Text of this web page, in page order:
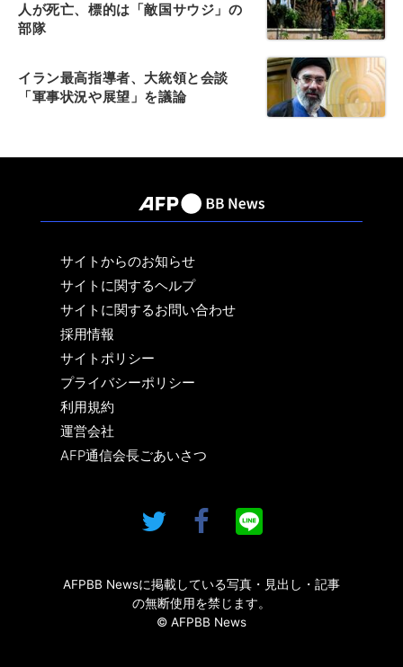
人が死亡、標的は「敵国サウジ」の
部隊
イラン最高指導者、大統領と会談
「軍事状況や展望」を議論
サイトからのお知らせ
サイトに関するヘルプ
サイトに関するお問い合わせ
採用情報
サイトポリシー
プライバシーポリシー
利用規約
運営会社
AFP通信会長ごあいさつ
AFPBB Newsに掲載している写真・見出し・記事
の無断使用を禁じます。
© AFPBB News